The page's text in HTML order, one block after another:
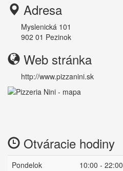
Adresa
Myslenická 101
902 01 Pezinok
Web stránka
http://www.pizzanini.sk
Otváracie hodiny
Pondelok
10:00 - 22:00